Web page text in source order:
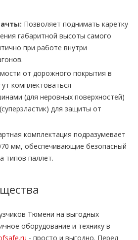
Позволяет поднимать каретку
габаритной высоты самого
при работе внутри
от дорожного покрытия в
комплектоваться
(для неровных поверхностей)
для защиты от
комплектация подразумевает
мм, обеспечивающие безопасный
типов паллет.
Тюмени на выгодных
оборудование и технику в
- просто и выгодно. Перед